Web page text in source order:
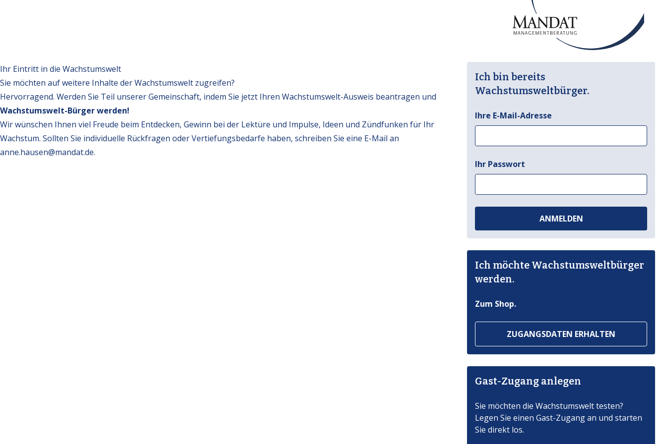
Ihr Eintritt in die Wachstumswelt
Sie möchten auf weitere Inhalte der Wachstumswelt zugreifen?
Hervorragend. Werden Sie Teil unserer Gemeinschaft, indem Sie jetzt Ihren Wachstumswelt-Ausweis beantragen und
Wachstumswelt-Bürger werden!
Wir wünschen Ihnen viel Freude beim Entdecken, Gewinn bei der Lektüre und Impulse, Ideen und Zündfunken für Ihr
Wachstum. Sollten Sie individuelle Rückfragen oder Vertiefungsbedarfe haben, schreiben Sie eine E-Mail an
anne.hausen@mandat.de.
Ich bin bereits
Wachstumsweltbürger.
Ihre E-Mail-Adresse
Ihr Passwort
ANMELDEN
Ich möchte Wachstumsweltbürger
werden.
Zum Shop.
ZUGANGSDATEN ERHALTEN
Gast-Zugang anlegen
Sie möchten die Wachstumswelt testen?
Legen Sie einen Gast-Zugang an und starten
Sie direkt los.